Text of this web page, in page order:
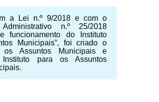
a Lei n.º 9/2018 e com o
Administrativo n.º 25/2018
funcionamento do Instituto
Municipais”, foi criado o
os Assuntos Municipais e
para os Assuntos